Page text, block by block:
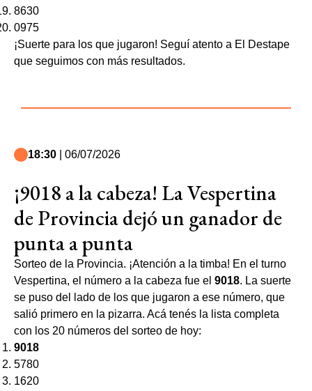
8630
0975
¡Suerte para los que jugaron! Seguí atento a El Destape
que seguimos con más resultados.
18:30 | 06/07/2026
¡9018 a la cabeza! La Vespertina
de Provincia dejó un ganador de
punta a punta
Sorteo de la Provincia. ¡Atención a la timba! En el turno
Vespertina, el número a la cabeza fue el 9018. La suerte
se puso del lado de los que jugaron a ese número, que
salió primero en la pizarra. Acá tenés la lista completa
con los 20 números del sorteo de hoy:
9018
5780
1620